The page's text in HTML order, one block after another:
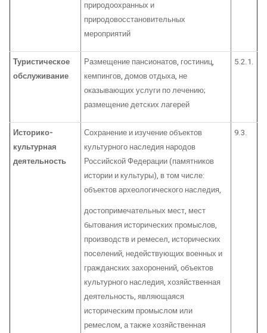
природоохранных и
природовосстановительных
мероприятий
Туристическое
обслуживание
Размещение пансионатов, гостиниц,
кемпингов, домов отдыха, не
оказывающих услуги по лечению;
размещение детских лагерей
5.2.1.
Историко-
культурная
деятельность
Сохранение и изучение объектов
культурного наследия народов
Российской Федерации (памятников
истории и культуры), в том числе:
объектов археологического наследия,
достопримечательных мест, мест
бытования исторических промыслов,
производств и ремесел, исторических
поселений, недействующих военных и
гражданских захоронений, объектов
культурного наследия, хозяйственная
деятельность, являющаяся
историческим промыслом или
ремеслом, а также хозяйственная
9.3.